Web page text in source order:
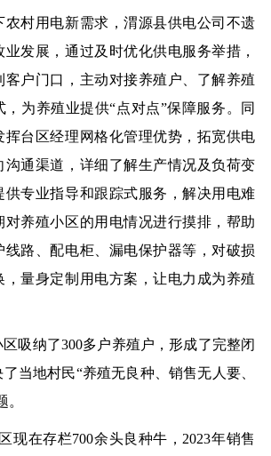
村用电新需求，渭源县供电公司不遗
发展，通过及时优化供电服务举措，
客户门口，主动对接养殖户、了解养殖
，为养殖业提供“点对点”保障服务。同
挥台区经理网格化管理优势，拓宽供电
沟通渠道，详细了解生产情况及负荷变
供专业指导和跟踪式服务，解决用电难
对养殖小区的用电情况进行摸排，帮助
线路、配电柜、漏电保护器等，对破损
，量身定制用电方案，让电力成为养殖
纳了300多户养殖户，形成了完整闭
当地村民“养殖无良种、销售无人要、
在存栏700余头良种牛，2023年销售